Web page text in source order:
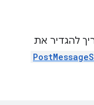
להגדיר את